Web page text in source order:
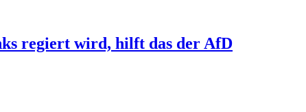
regiert wird, hilft das der AfD